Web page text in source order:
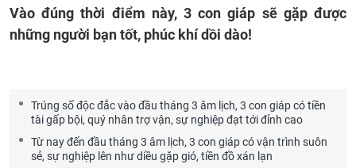
Vào đúng thời điểm này, 3 con giáp sẽ gặp được
những người bạn tốt, phúc khí dồi dào!
Trúng số độc đắc vào đầu tháng 3 âm lịch, 3 con giáp có tiền
tài gấp bội, quý nhân trợ vận, sự nghiệp đạt tới đỉnh cao
Từ nay đến đầu tháng 3 âm lịch, 3 con giáp có vận trình suôn
sẻ, sự nghiệp lên như diều gặp gió, tiền đồ xán lạn